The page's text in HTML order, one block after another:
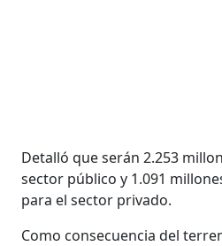
Detalló que serán 2.253
sector público y 1.091
para el sector privado.
Como consecuencia del